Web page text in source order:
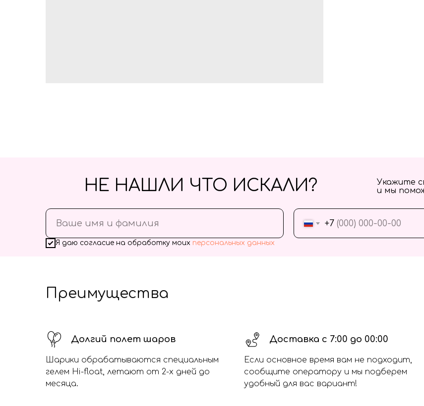
+7
Я даю согласие на обработку моих персональных данных
НЕ НАШЛИ ЧТО ИСКАЛИ?
Укажите
и мы
Преимущества
Долгий полет шаров
Шарики обрабатываются специальным
гелем Hi-float, летают от 2-х дней до
месяца.
Доставка с 7:00 до 00:00
Если основное время вам не подходит,
сообщите оператору и мы подберем
удобный для вас вариант!